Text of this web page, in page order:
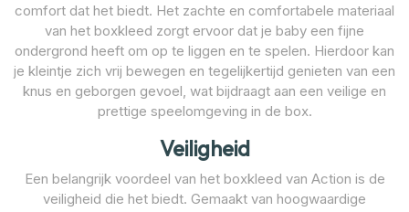
comfort dat het biedt. Het zachte en comfortabele materiaal
van het boxkleed zorgt ervoor dat je baby een fijne
ondergrond heeft om op te liggen en te spelen. Hierdoor kan
je kleintje zich vrij bewegen en tegelijkertijd genieten van een
knus en geborgen gevoel, wat bijdraagt aan een veilige en
prettige speelomgeving in de box.
Veiligheid
Een belangrijk voordeel van het boxkleed van Action is de
veiligheid die het biedt. Gemaakt van hoogwaardige